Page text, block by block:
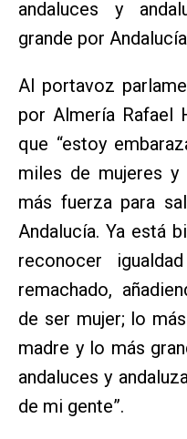
andaluces y
grande por
Al portavoz
por Almería Rafael
que “estoy
miles de mujeres y
más fuerza para
Andalucía. Ya está
reconocer
remachado,
de ser mujer; lo
madre y lo más
andaluces y
de mi gente”.